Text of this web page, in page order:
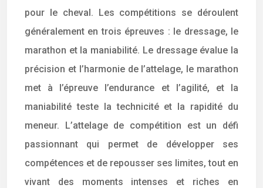
pour le cheval. Les compétitions se déroulent
généralement en trois épreuves : le dressage, le
marathon et la maniabilité. Le dressage évalue la
précision et l’harmonie de l’attelage, le marathon
met à l’épreuve l’endurance et l’agilité, et la
maniabilité teste la technicité et la rapidité du
meneur. L’attelage de compétition est un défi
passionnant qui permet de développer ses
compétences et de repousser ses limites, tout en
vivant des moments intenses et riches en